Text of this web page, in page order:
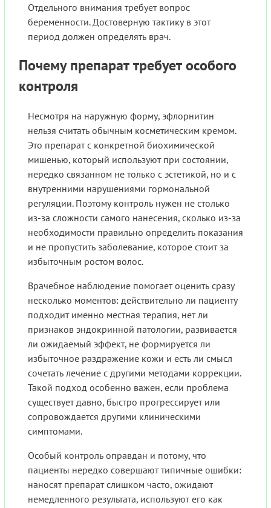
Отдельного внимания требует вопрос
беременности. Достоверную тактику в этот
период должен определять врач.
Почему препарат требует особого
контроля
Несмотря на наружную форму, эфлорнитин
нельзя считать обычным косметическим кремом.
Это препарат с конкретной биохимической
мишенью, который используют при состоянии,
нередко связанном не только с эстетикой, но и с
внутренними нарушениями гормональной
регуляции. Поэтому контроль нужен не столько
из-за сложности самого нанесения, сколько из-за
необходимости правильно определить показания
и не пропустить заболевание, которое стоит за
избыточным ростом волос.
Врачебное наблюдение помогает оценить сразу
несколько моментов: действительно ли пациенту
подходит именно местная терапия, нет ли
признаков эндокринной патологии, развивается
ли ожидаемый эффект, не формируется ли
избыточное раздражение кожи и есть ли смысл
сочетать лечение с другими методами коррекции.
Такой подход особенно важен, если проблема
существует давно, быстро прогрессирует или
сопровождается другими клиническими
симптомами.
Особый контроль оправдан и потому, что
пациенты нередко совершают типичные ошибки:
наносят препарат слишком часто, ожидают
немедленного результата, используют его как